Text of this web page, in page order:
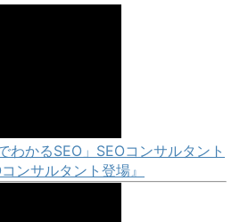
わかるSEO」SEOコンサルタント
ンサルタント登場』